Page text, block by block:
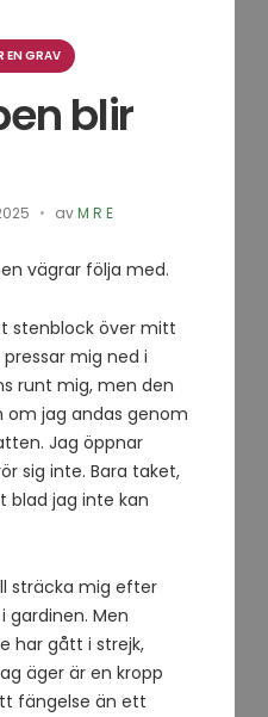
EN GRAV
blir
avM R E
vägrar följa med.
stenblock över mitt
mig ned i
runt mig, men den
om jag andas genom
Jag öppnar
sig inte. Bara taket,
blad jag inte kan
sträcka mig efter
gardinen. Men
har gått i strejk,
äger är en kropp
fängelse än ett